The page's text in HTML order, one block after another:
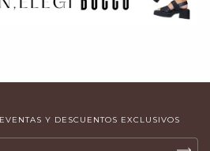
Y DESCUENTOS EXCLUSIVOS